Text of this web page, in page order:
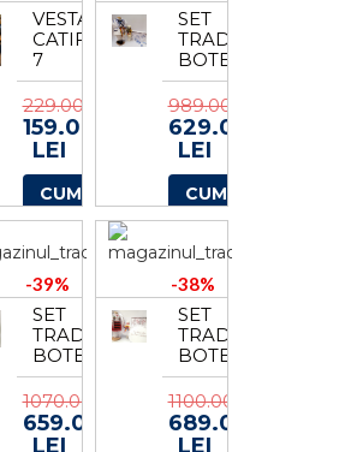
VESTA
CATIFEA
7
229.00
159.00
LEI
CUMPARA
SET
TRADITIONAL
BOTEZ
-
COSTUMAS
BAIETEL
TRUSOU
LUMANARE
4
989.00
629.00
LEI
CUMPARA
-39%
SET
TRADITIONAL
BOTEZ
MELINDA
2
1070.00
659.00
LEI
-38%
SET
TRADITIONAL
BOTEZ
FETITA
-
COSTUMAS
+
1100.00
689.00
LEI